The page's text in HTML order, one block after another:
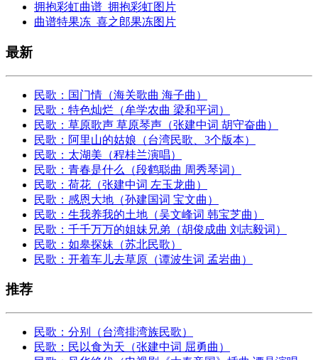
拥抱彩虹曲谱_拥抱彩虹图片
曲谱特果冻_喜之郎果冻图片
最新
民歌：国门情（海关歌曲 海子曲）
民歌：特色灿烂（牟学农曲 梁和平词）
民歌：草原歌声 草原琴声（张建中词 胡守奋曲）
民歌：阿里山的姑娘（台湾民歌、3个版本）
民歌：太湖美（程桂兰演唱）
民歌：青春是什么（段鹤聪曲 周秀琴词）
民歌：荷花（张建中词 左玉龙曲）
民歌：感恩大地（孙建国词 宝文曲）
民歌：生我养我的土地（吴文峰词 韩宝芝曲）
民歌：千千万万的姐妹兄弟（胡俊成曲 刘志毅词）
民歌：如皋探妹（苏北民歌）
民歌：开着车儿去草原（谭波生词 孟岩曲）
推荐
民歌：分别（台湾排湾族民歌）
民歌：民以食为天（张建中词 屈勇曲）